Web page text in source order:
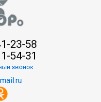
23-58
54-31
звонок